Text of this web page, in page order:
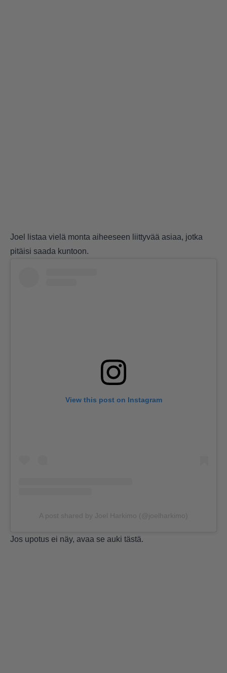
Joel listaa vielä monta aiheeseen liittyvää asiaa, jotka
pitäisi saada kuntoon.
View this post on Instagram
A post shared by Joel Harkimo (@joelharkimo)
Jos upotus ei näy, avaa se auki tästä.